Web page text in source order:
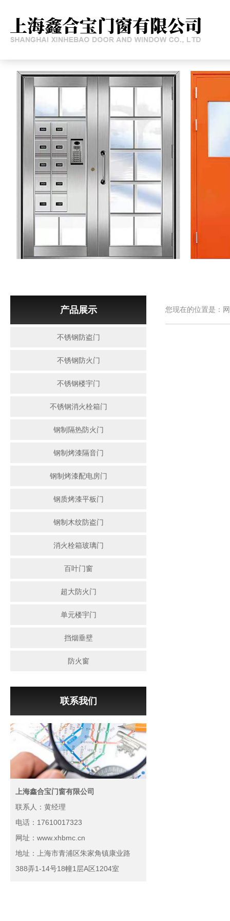
产品展示
不锈钢防盗门
不锈钢防火门
不锈钢楼宇门
不锈钢消火栓箱门
钢制隔热防火门
钢制烤漆隔音门
钢制烤漆配电房门
钢质烤漆平板门
钢制木纹防盗门
消火栓箱玻璃门
百叶门窗
超大防火门
单元楼宇门
挡烟垂壁
防火窗
联系我们
上海鑫合宝门窗有限公司
联系人：黄经理
电话：17610017323
网址：www.xhbmc.cn
地址：上海市青浦区朱家角镇康业路
388弄1-14号18幢1层A区1204室
您现在的位置是：